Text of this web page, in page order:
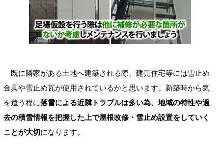
既に隣家がある土地へ建築される際、建売住宅等には雪止め
金具や雪止め瓦が使用されているかと思います。新築時から気
を遣う程に落雪による近隣トラブルは多い為、地域の特性や過
去の積雪情報を把握した上で屋根改修・雪止め設置をしていく
ことが大切になります。